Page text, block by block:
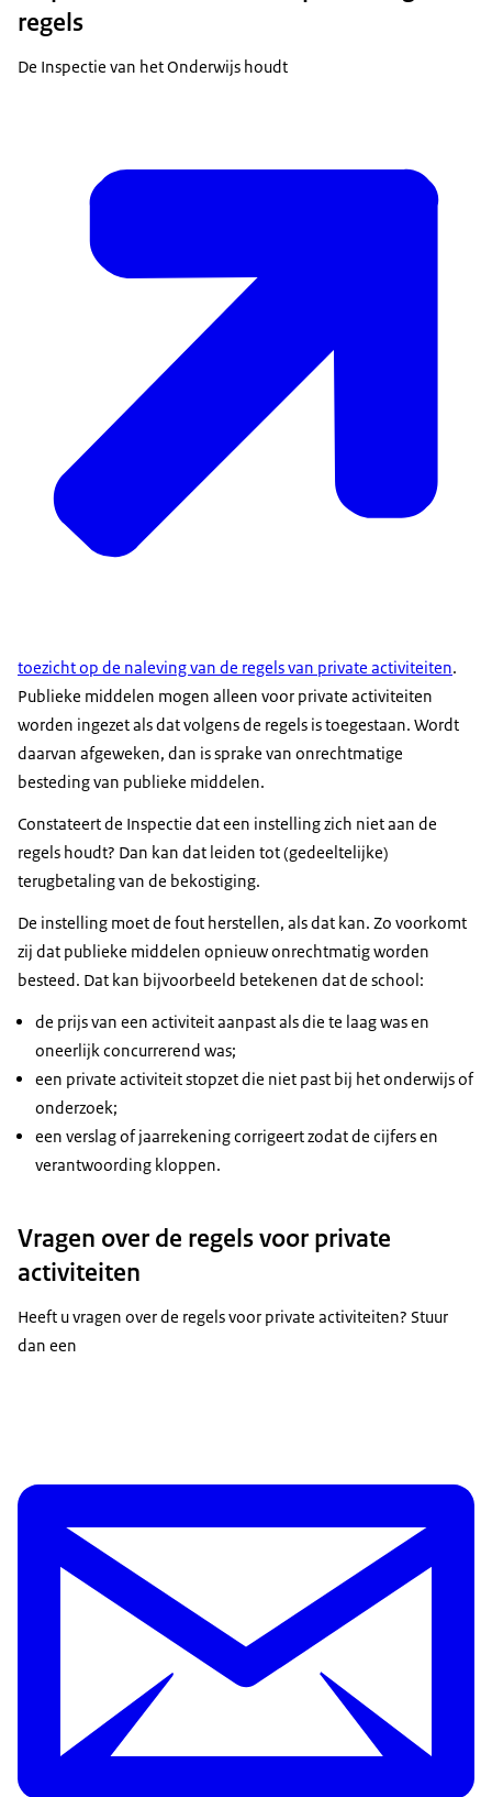
regels
De Inspectie van het Onderwijs houdt
toezicht op de naleving van de regels van private activiteiten.
Publieke middelen mogen alleen voor private activiteiten
worden ingezet als dat volgens de regels is toegestaan. Wordt
daarvan afgeweken, dan is sprake van onrechtmatige
besteding van publieke middelen.
Constateert de Inspectie dat een instelling zich niet aan de
regels houdt? Dan kan dat leiden tot (gedeeltelijke)
terugbetaling van de bekostiging.
De instelling moet de fout herstellen, als dat kan. Zo voorkomt
zij dat publieke middelen opnieuw onrechtmatig worden
besteed. Dat kan bijvoorbeeld betekenen dat de school:
de prijs van een activiteit aanpast als die te laag was en
oneerlijk concurrerend was;
een private activiteit stopzet die niet past bij het onderwijs of
onderzoek;
een verslag of jaarrekening corrigeert zodat de cijfers en
verantwoording kloppen.
Vragen over de regels voor private
activiteiten
Heeft u vragen over de regels voor private activiteiten? Stuur
dan een